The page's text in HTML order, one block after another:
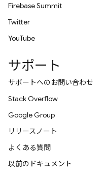
Firebase Summit
Twitter
YouTube
サポート
サポートへのお問い合わせ
Stack Overflow
Google Group
リリースノート
よくある質問
以前のドキュメント